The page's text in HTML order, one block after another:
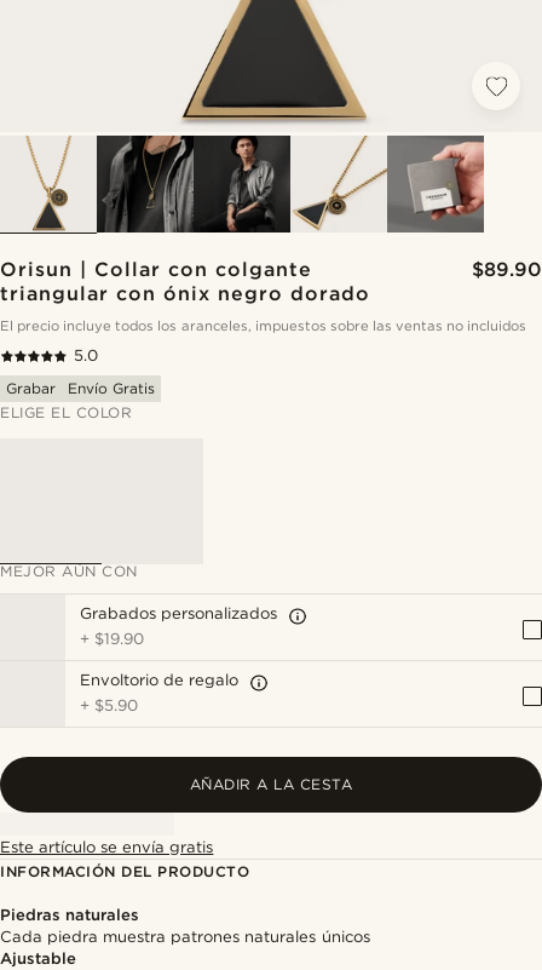
Orisun | Collar con colgante
triangular con ónix negro dorado
$89.90
El precio incluye todos los aranceles, impuestos sobre las ventas no incluidos
5.0
Grabar
Envío Gratis
ELIGE EL COLOR
MEJOR AÚN CON
Grabados personalizados
+ $19.90
Envoltorio de regalo
+ $5.90
AÑADIR A LA CESTA
Este artículo se envía gratis
INFORMACIÓN DEL PRODUCTO
Piedras naturales
Cada piedra muestra patrones naturales únicos
Ajustable